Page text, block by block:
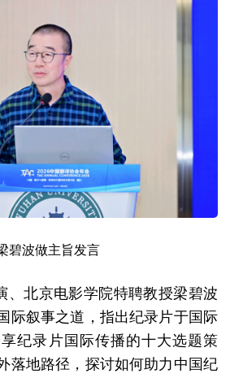
碧波做主旨发言
、北京电影学院特聘教授梁碧波
际叙事之道，指出纪录片于国际
纪录片国际传播的十大选题策
落地路径，探讨如何助力中国纪